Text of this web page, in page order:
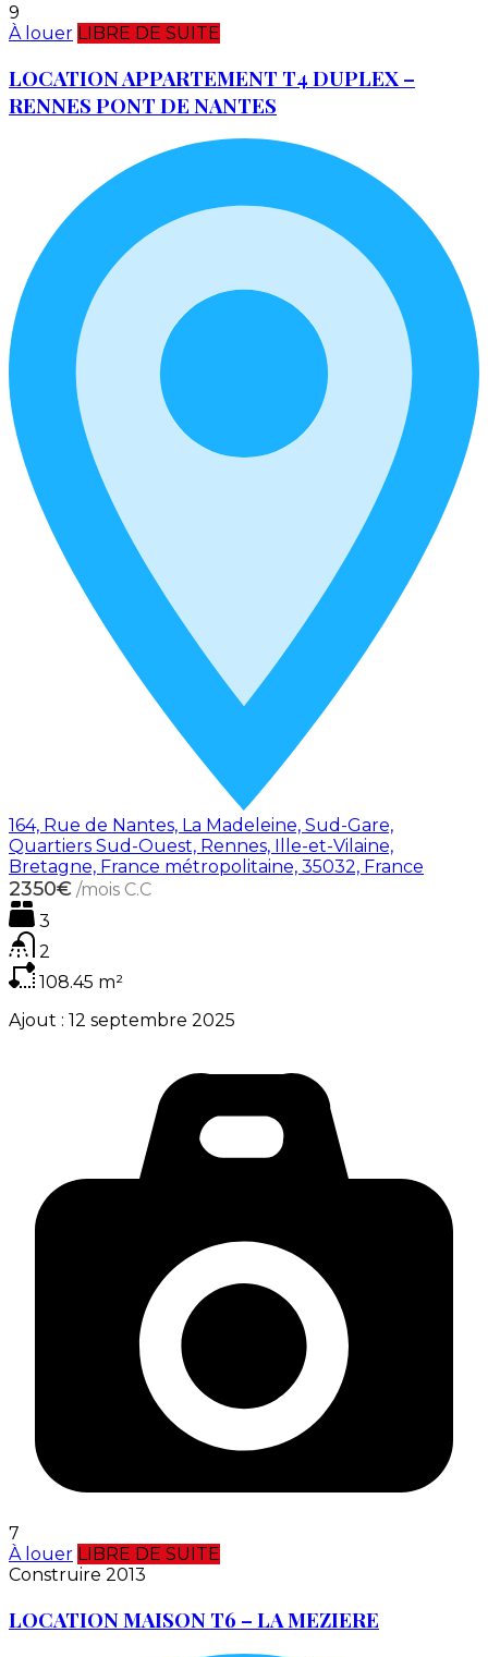
9
À louer LIBRE DE SUITE
LOCATION APPARTEMENT T4 DUPLEX –
RENNES PONT DE NANTES
164, Rue de Nantes, La Madeleine, Sud-Gare,
Quartiers Sud-Ouest, Rennes, Ille-et-Vilaine,
Bretagne, France métropolitaine, 35032, France
2350€ /mois C.C
3
2
108.45 m²
Ajout : 12 septembre 2025
7
À louer LIBRE DE SUITE
Construire 2013
LOCATION MAISON T6 – LA MEZIERE